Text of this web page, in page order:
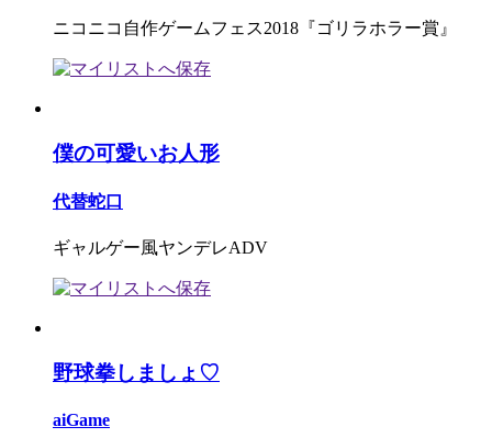
ニコニコ自作ゲームフェス2018『ゴリラホラー賞』
僕の可愛いお人形
代替蛇口
ギャルゲー風ヤンデレADV
野球拳しましょ♡
aiGame